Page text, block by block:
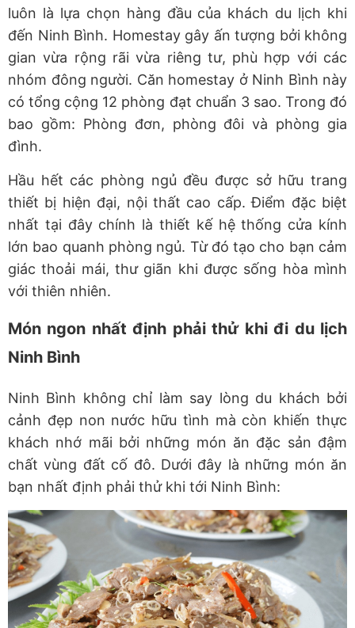
luôn là lựa chọn hàng đầu của khách du lịch khi
đến Ninh Bình. Homestay gây ấn tượng bởi không
gian vừa rộng rãi vừa riêng tư, phù hợp với các
nhóm đông người. Căn homestay ở Ninh Bình này
có tổng cộng 12 phòng đạt chuẩn 3 sao. Trong đó
bao gồm: Phòng đơn, phòng đôi và phòng gia
đình.
Hầu hết các phòng ngủ đều được sở hữu trang
thiết bị hiện đại, nội thất cao cấp. Điểm đặc biệt
nhất tại đây chính là thiết kế hệ thống cửa kính
lớn bao quanh phòng ngủ. Từ đó tạo cho bạn cảm
giác thoải mái, thư giãn khi được sống hòa mình
với thiên nhiên.
Món ngon nhất định phải thử khi đi du lịch
Ninh Bình
Ninh Bình không chỉ làm say lòng du khách bởi
cảnh đẹp non nước hữu tình mà còn khiến thực
khách nhớ mãi bởi những món ăn đặc sản đậm
chất vùng đất cố đô. Dưới đây là những món ăn
bạn nhất định phải thử khi tới Ninh Bình: